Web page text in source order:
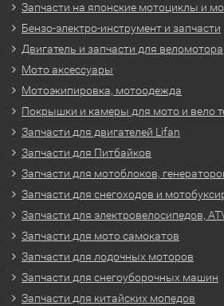
Запчасти на японские мотоциклы и
Бензо-электро-инструмент и запчасти
Двигатель и запчасти для веломотора
Мото аксессуары
Мотоэкипировка, мотоодежда
Покрышки и камеры для мото и вело
Запчасти для двигателей Lifan
Запчасти для Питбайков
Запчасти для мотоблоков,
Запчасти для снегоходов и
Запчасти для электровелосипедов,
Запчасти для мото самокатов
Запчасти для лодочных моторов
Запчасти для снегоуборочных машин
Запчасти для китайских мопедов